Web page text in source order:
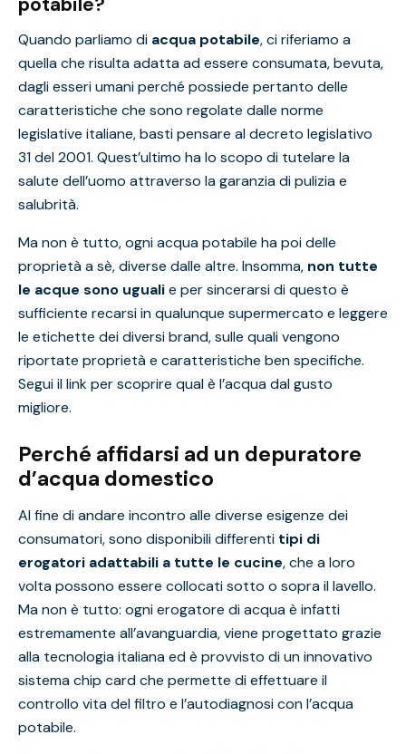
Quando parliamo di acqua potabile, ci riferiamo a
quella che risulta adatta ad essere consumata, bevuta,
dagli esseri umani perché possiede pertanto delle
caratteristiche che sono regolate dalle norme
legislative italiane, basti pensare aldecreto legislativo
31 del 2001. Quest’ultimo ha lo scopo di tutelare la
salute dell’uomo attraverso la garanzia di pulizia e
salubrità.
Ma non è tutto, ogni acqua potabile ha poi delle
proprietà a sè, diverse dalle altre. Insomma, non tutte
le acque sono ugualie per sincerarsi di questo è
sufficiente recarsi in qualunque supermercato e leggere
le etichette dei diversi brand, sulle quali vengono
riportate proprietà e caratteristiche ben specifiche.
Segui il link per scoprire qual è l’acqua dal gusto
migliore.
Perché affidarsi ad un depuratore
d’acqua domestico
Al fine di andare incontro alle diverse esigenze dei
consumatori, sono disponibili differenti tipi di
erogatori adattabili a tutte le cucine, che a loro
volta possono essere collocati sotto o sopra il lavello.
Ma non è tutto: ogni erogatore di acqua è infatti
estremamente all’avanguardia, viene progettato grazie
alla tecnologia italiana ed è provvisto di un innovativo
sistema chip card che permette di effettuare il
controllo vita del filtro e l’autodiagnosi con l’acqua
potabile.